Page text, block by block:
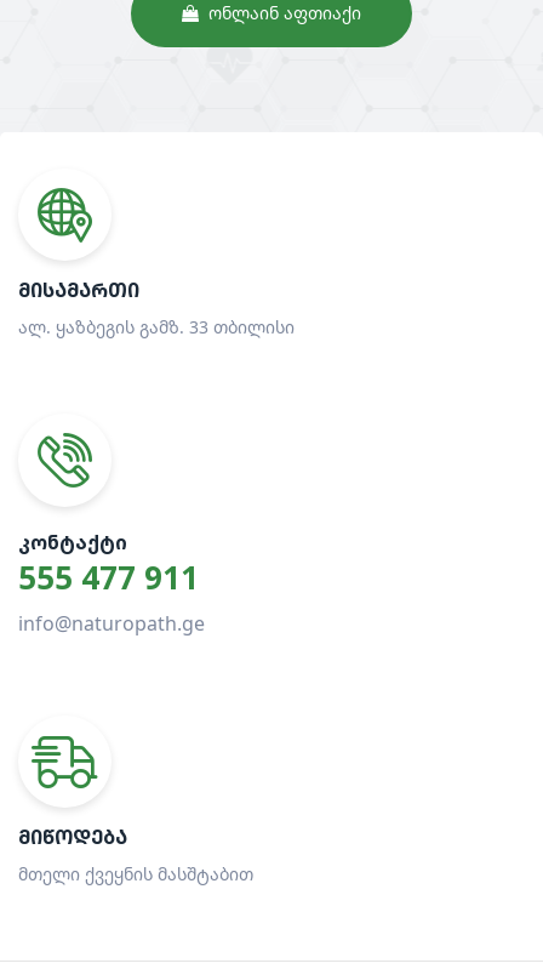
ᲝᲜᲚᲐᲘᲜ ᲐᲤᲗᲘᲐᲥᲘ
ᲛᲘᲡᲐᲛᲐᲠᲗᲘ
ალ. ყაზბეგის გამზ. 33 თბილისი
ᲙᲝᲜᲢᲐᲥᲢᲘ
555 477 911
info@naturopath.ge
ᲛᲘᲬᲝᲓᲔᲑᲐ
მთელი ქვეყნის მასშტაბით